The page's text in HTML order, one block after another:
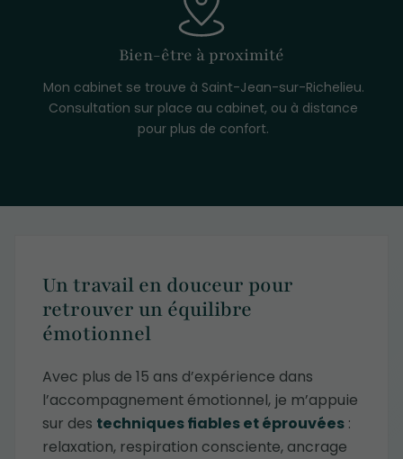
Bien-être à proximité
Mon cabinet se trouve à Saint-Jean-sur-Richelieu.
Consultation sur place au cabinet, ou à distance
pour plus de confort.
Un travail en douceur pour
retrouver un équilibre
émotionnel
Avec plus de 15 ans d’expérience dans
l’accompagnement émotionnel, je m’appuie
sur des techniques fiables et éprouvées :
relaxation, respiration consciente, ancrage